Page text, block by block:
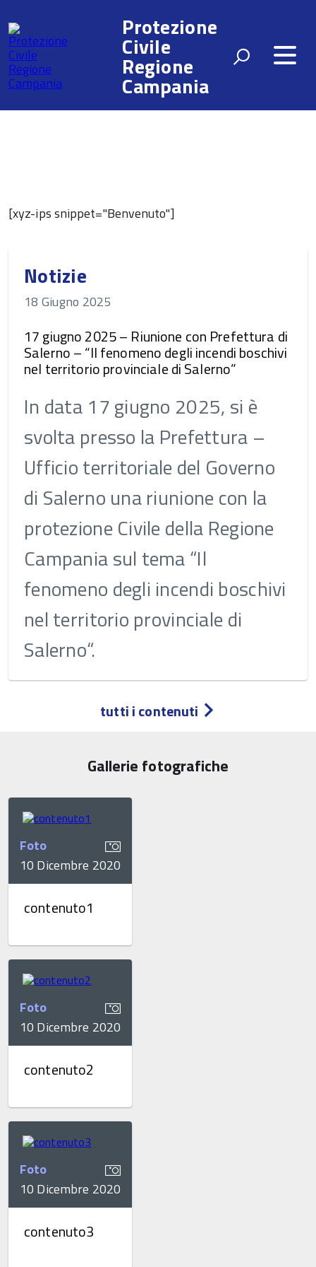
Protezione
Civile
Regione
Campania
[xyz-ips snippet="Benvenuto"]
Notizie
18 Giugno 2025
17 giugno 2025 – Riunione con Prefettura di
Salerno – “Il fenomeno degli incendi boschivi
nel territorio provinciale di Salerno”
In data 17 giugno 2025, si è
svolta presso la Prefettura –
Ufficio territoriale del Governo
di Salerno una riunione con la
protezione Civile della Regione
Campania sul tema “Il
fenomeno degli incendi boschivi
nel territorio provinciale di
Salerno“.
tutti i contenuti
Gallerie fotografiche
Foto
10 Dicembre 2020
contenuto1
Foto
10 Dicembre 2020
contenuto2
Foto
10 Dicembre 2020
contenuto3